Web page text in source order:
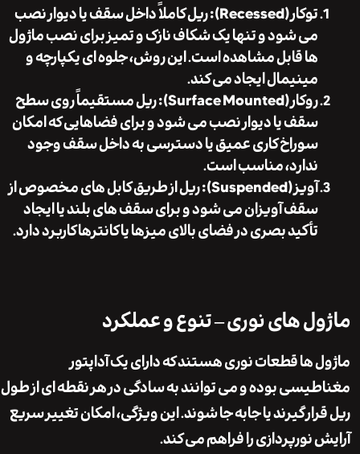
توکار (Recessed):
ریل کاملاً داخل سقف یا دیوار نصب
می شود و تنها یک شکاف نازک و تمیز برای نصب ماژول
ها قابل مشاهده است. این روش، جلوه ای یکپارچه و
مینیمال ایجاد می کند.
روکار (Surface Mounted):
ریل مستقیماً روی سطح
سقف یا دیوار نصب می شود و برای فضاهایی که امکان
سوراخ کاری عمیق یا دسترسی به داخل سقف وجود
ندارد، مناسب است.
آویز (Suspended):
ریل از طریق کابل های مخصوص از
سقف آویزان می شود و برای سقف های بلند یا ایجاد
تأکید بصری در فضای بالای میزها یا کانترها کاربرد دارد.
های نوری – تنوع و عملکرد
ها قطعات نوری هستند که دارای یک آداپتور
بوده و می توانند به سادگی در هر نقطه ای از طول
گیرند یا جابه جا شوند. این ویژگی، امکان تغییر سریع
نورپردازی را فراهم می کند.